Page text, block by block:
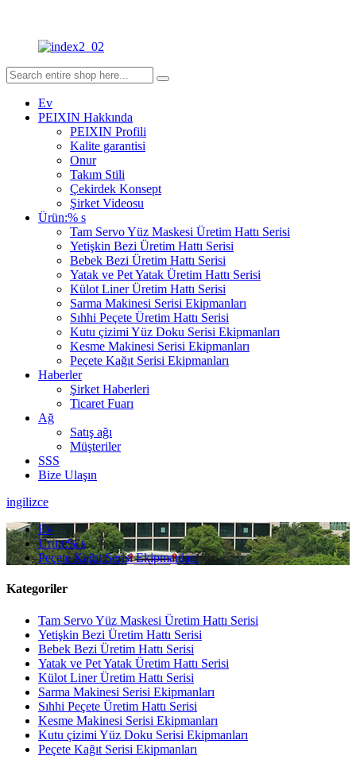
Ev
PEIXIN Hakkında
PEIXIN Profili
Kalite garantisi
Onur
Takım Stili
Çekirdek Konsept
Şirket Videosu
Ürün:% s
Tam Servo Yüz Maskesi Üretim Hattı Serisi
Yetişkin Bezi Üretim Hattı Serisi
Bebek Bezi Üretim Hattı Serisi
Yatak ve Pet Yatak Üretim Hattı Serisi
Külot Liner Üretim Hattı Serisi
Sarma Makinesi Serisi Ekipmanları
Sıhhi Peçete Üretim Hattı Serisi
Kutu çizimi Yüz Doku Serisi Ekipmanları
Kesme Makinesi Serisi Ekipmanları
Peçete Kağıt Serisi Ekipmanları
Haberler
Şirket Haberleri
Ticaret Fuarı
Ağ
Satış ağı
Müşteriler
SSS
Bize Ulaşın
ingilizce
Ev
Ürün:% s
Peçete Kağıt Serisi Ekipmanları
Kategoriler
Tam Servo Yüz Maskesi Üretim Hattı Serisi
Yetişkin Bezi Üretim Hattı Serisi
Bebek Bezi Üretim Hattı Serisi
Yatak ve Pet Yatak Üretim Hattı Serisi
Külot Liner Üretim Hattı Serisi
Sarma Makinesi Serisi Ekipmanları
Sıhhi Peçete Üretim Hattı Serisi
Kesme Makinesi Serisi Ekipmanları
Kutu çizimi Yüz Doku Serisi Ekipmanları
Peçete Kağıt Serisi Ekipmanları